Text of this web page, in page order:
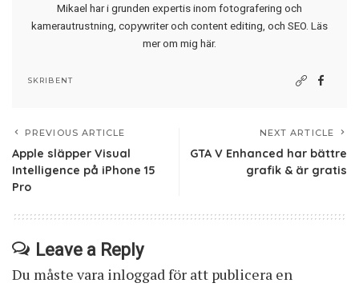
Mikael har i grunden expertis inom fotografering och
kamerautrustning, copywriter och content editing, och SEO. Läs
mer om mig här.
SKRIBENT
PREVIOUS ARTICLE
Apple släpper Visual
Intelligence på iPhone 15
Pro
NEXT ARTICLE
GTA V Enhanced har bättre
grafik & är gratis
Leave a Reply
Du måste vara inloggad för att publicera en